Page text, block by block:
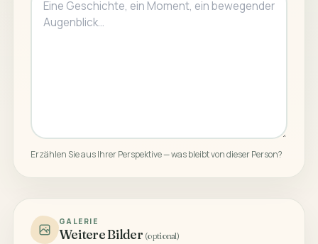
Erzählen Sie aus Ihrer Perspektive — was bleibt von dieser Person?
GALERIE
Weitere Bilder (optional)